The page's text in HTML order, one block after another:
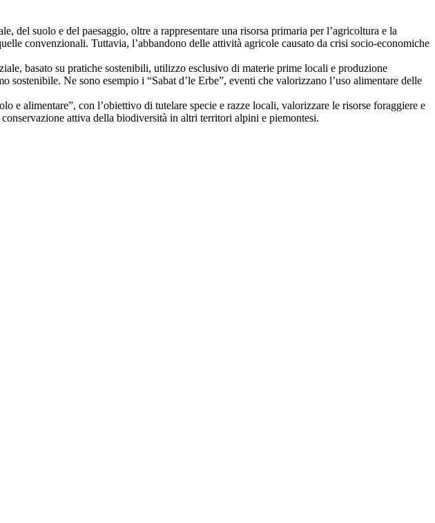
suolo e del paesaggio, oltre a rappresentare una risorsa primaria per l’agricoltura e la
convenzionali. Tuttavia, l’abbandono delle attività agricole causato da crisi socio-economiche
basato su pratiche sostenibili, utilizzo esclusivo di materie prime locali e produzione
Ne sono esempio i “Sabat d’le Erbe”, eventi che valorizzano l’uso alimentare delle
alimentare”, con l’obiettivo di tutelare specie e razze locali, valorizzare le risorse foraggiere e
attiva della biodiversità in altri territori alpini e piemontesi.